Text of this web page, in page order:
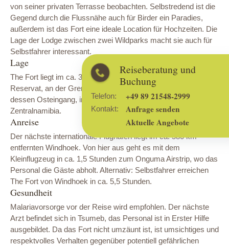
Reiseberatung und
Buchung
Telefon: +49 89 21548-2999
Kontakt:
Anfrage senden
Aktuelle Angebote
von seiner privaten Terrasse beobachten. Selbstredend ist die
Gegend durch die Flussnähe auch für Birder ein Paradies,
außerdem ist das Fort eine ideale Location für Hochzeiten. Die
Lage der Lodge zwischen zwei Wildparks macht sie auch für
Selbstfahrer interessant.
Lage
The Fort liegt im ca. 34.000 ha großen privaten Onguma-
Reservat, an der Grenze des Etosha Nationalparks, nahe an
dessen Osteingang, in der Etosha-Pfanne, im nördlichen
Zentralnamibia.
Anreise
Der nächste internationale Flughafen liegt im ca. 580 km
entfernten Windhoek. Von hier aus geht es mit dem
Kleinflugzeug in ca. 1,5 Stunden zum Onguma Airstrip, wo das
Personal die Gäste abholt. Alternativ: Selbstfahrer erreichen
The Fort von Windhoek in ca. 5,5 Stunden.
Gesundheit
Malariavorsorge vor der Reise wird empfohlen. Der nächste
Arzt befindet sich in Tsumeb, das Personal ist in Erster Hilfe
ausgebildet. Da das Fort nicht umzäunt ist, ist umsichtiges und
respektvolles Verhalten gegenüber potentiell gefährlichen